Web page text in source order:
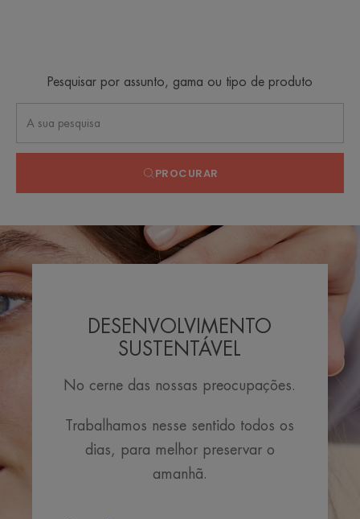
Pesquisar por assunto, gama ou tipo de produto
PROCURAR
DESENVOLVIMENTO
SUSTENTÁVEL
No cerne das nossas preocupações.
Trabalhamos nesse sentido todos os
dias, para melhor preservar o
amanhã.